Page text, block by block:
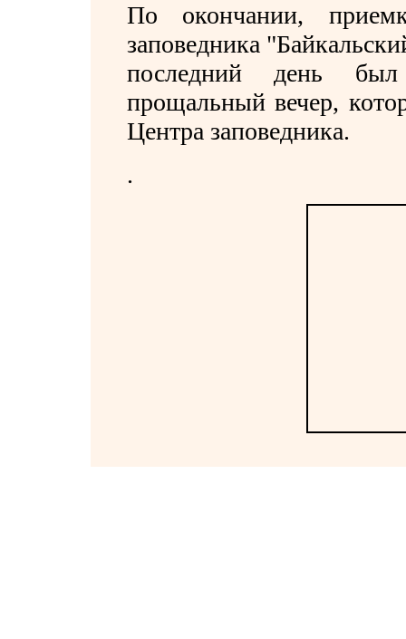
По окончании,
заповедника
последний день был
прощальный вечер,
Центра заповедника.
.